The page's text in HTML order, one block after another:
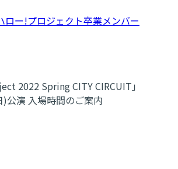
ロー!プロジェクト卒業メンバー
2022 Spring CITY CIRCUIT」
公演 入場時間のご案内